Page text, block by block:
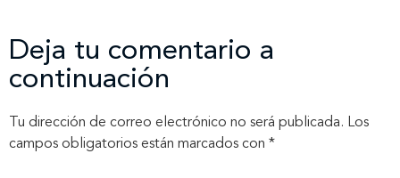
Deja tu comentario a
continuación
Tu dirección de correo electrónico no será publicada. Los
campos obligatorios están marcados con *